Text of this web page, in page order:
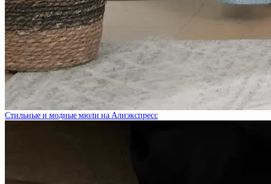
Стильные и модные мюли на Алиэкспресс